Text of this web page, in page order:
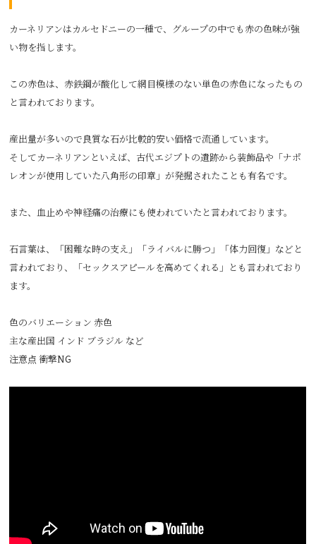
カーネリアンはカルセドニーの一種で、グループの中でも赤の色味が強
い物を指します。
この赤色は、赤鉄鋼が酸化して網目模様のない単色の赤色になったもの
と言われております。
産出量が多いので良質な石が比較的安い価格で流通しています。
そしてカーネリアンといえば、古代エジプトの遺跡から装飾品や「ナポ
レオンが使用していた八角形の印章」が発掘されたことも有名です。
また、血止めや神経痛の治療にも使われていたと言われております。
石言葉は、「困難な時の支え」「ライバルに勝つ」「体力回復」などと
言われており、「セックスアピールを高めてくれる」とも言われており
ます。
色のバリエーション 赤色
主な産出国 インド ブラジル など
注意点 衝撃NG